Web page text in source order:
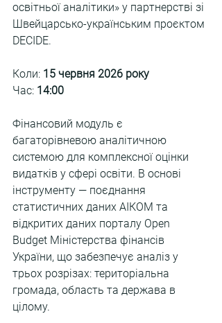
освітньої аналітики» у партнерстві зі
Швейцарсько-українським проєктом
DECIDE.
Коли: 15 червня 2026 року
Час: 14:00
Фінансовий модуль є
багаторівневою аналітичною
системою для комплексної оцінки
видатків у сфері освіти. В основі
інструменту — поєднання
статистичних даних АІКОМ та
відкритих даних порталу Open
Budget Міністерства фінансів
України, що забезпечує аналіз у
трьох розрізах: територіальна
громада, область та держава в
цілому.